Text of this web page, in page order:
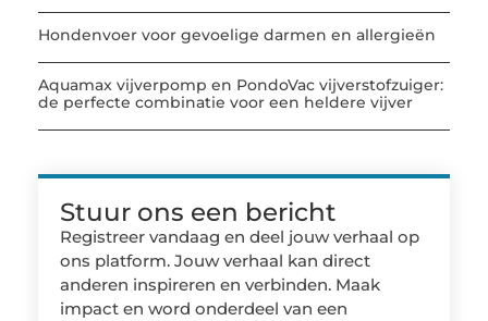
Hondenvoer voor gevoelige darmen en allergieën
Aquamax vijverpomp en PondoVac vijverstofzuiger:
de perfecte combinatie voor een heldere vijver
Stuur ons een bericht
Registreer vandaag en deel jouw verhaal op
ons platform. Jouw verhaal kan direct
anderen inspireren en verbinden. Maak
impact en word onderdeel van een